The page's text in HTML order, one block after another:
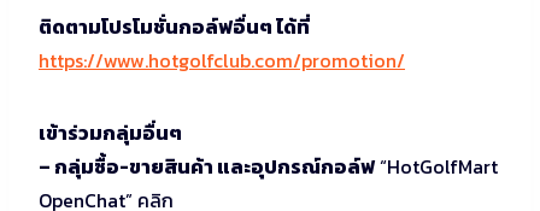
ติดตามโปรโมชั่นกอล์ฟอื่นๆ ได้ที่
https://www.hotgolfclub.com/promotion/
เข้าร่วมกลุ่มอื่นๆ
– กลุ่มซื้อ-ขายสินค้า และอุปกรณ์กอล์ฟ“HotGolfMart
OpenChat” คลิก